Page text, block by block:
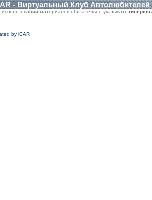
- Виртуальный Клуб Автолюбителей
материалов обязательно указывать